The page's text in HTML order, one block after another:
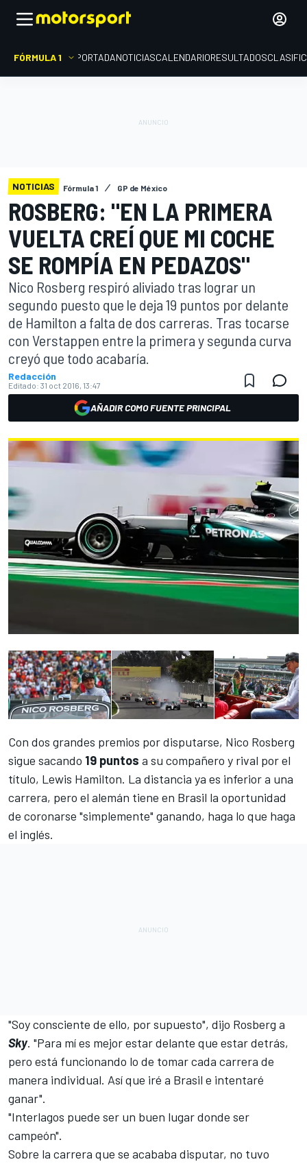
FÓRMULA 1 PORTADANOTICIASCALENDARIORESULTADOS
NOTICIAS Fórmula 1 GP de México
ROSBERG: "EN LA PRIMERA
VUELTA CREÍ QUE MI COCHE
SE ROMPÍA EN PEDAZOS"
Nico Rosberg respiró aliviado tras lograr un
segundo puesto que le deja 19 puntos por delante
de Hamilton a falta de dos carreras. Tras tocarse
con Verstappen entre la primera y segunda curva
creyó que todo acabaría.
Redacción
Editado: 31 oct 2016, 13:47
AÑADIR COMO FUENTE PRINCIPAL
Con dos grandes premios por disputarse, Nico Rosberg
sigue sacando 19 puntos a su compañero y rival por el
título, Lewis Hamilton. La distancia ya es inferior a una
carrera, pero el alemán tiene en Brasil la oportunidad
de coronarse "simplemente" ganando, haga lo que haga
el inglés.
"Soy consciente de ello, por supuesto", dijo Rosberg a
Sky. "Para mí es mejor estar delante que estar detrás,
pero está funcionando lo de tomar cada carrera de
manera individual. Así que iré a Brasil e intentaré
ganar".
"Interlagos puede ser un buen lugar donde ser
campeón".
Sobre la carrera que se acababa disputar, no tuvo